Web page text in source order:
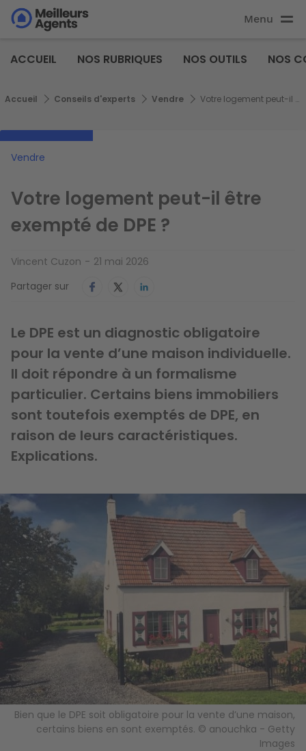
Aller
au
principal
Aller au
principal
Menu
Agents
ACCUEIL NOS RUBRIQUES NOS OUTILS NOS
Fil d'Ariane
Accueil Conseils d'experts Vendre Votre logement peut-il être exempté de DPE ?
Vendre
Votre logement peut-il être
exempté de DPE ?
Vincent Cuzon
21 mai 2026
Partager sur
Le DPE est un diagnostic obligatoire
pour la vente d’une maison individuelle.
Il doit répondre à un formalisme
particulier. Certains biens immobiliers
sont toutefois exemptés de DPE, en
raison de leurs caractéristiques.
Explications.
Image
Bien que le DPE soit obligatoire pour la vente d’une maison,
certains biens en sont exemptés. © anouchka - Getty
Images